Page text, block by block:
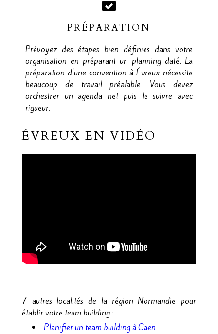
PRÉPARATION
Prévoyez des étapes bien définies dans votre
organisation en préparant un planning daté. La
préparation d'une convention à Évreux nécessite
beaucoup de travail préalable. Vous devez
orchestrer un agenda net puis le suivre avec
rigueur.
ÉVREUX EN VIDÉO
7 autres localités de la région Normandie pour
établir votre team building :
Planifier un team building à Caen